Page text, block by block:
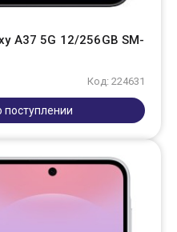
A37 5G 12/256GB SM-
Код: 224631